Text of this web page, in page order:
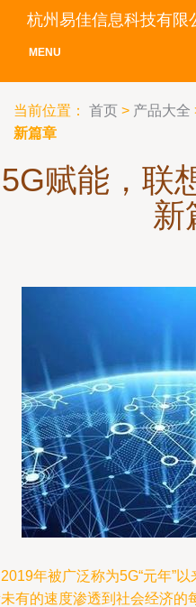
杭州易佳信息科技有限
MENU
当前位置： 首页 > 产品大全
新篇章
5G赋能，联
新
年被广泛称为5G“元年”
有的速度渗透到社会经济的